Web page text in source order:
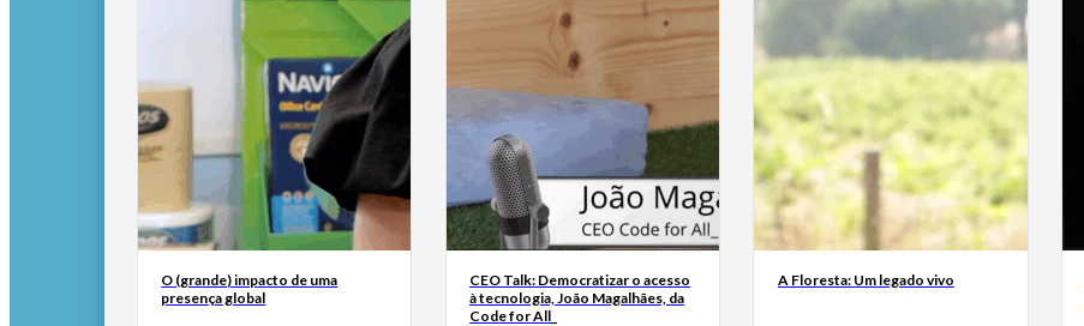
O (grande) impacto de uma
presença global
CEO Talk: Democratizar o acesso
à tecnologia, João Magalhães, da
Code for All_
A Floresta: Um legado vivo